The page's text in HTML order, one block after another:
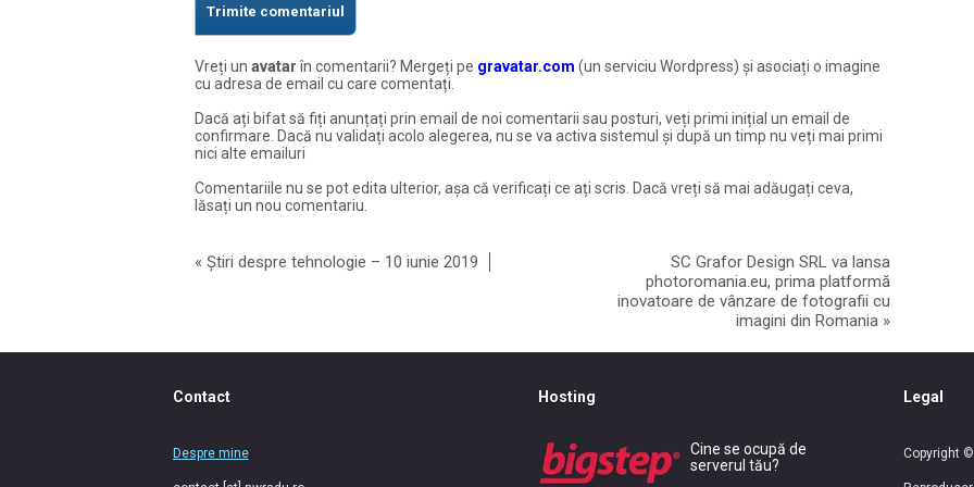
Vreți un avatarîn comentarii? Mergeți pe gravatar.com (un serviciu Wordpress) și asociați o imagine
cu adresa de email cu care comentați.
Dacă ați bifat să fiți anunțați prin email de noi comentarii sau posturi, veți primi inițial un email de
confirmare. Dacă nu validați acolo alegerea, nu se va activa sistemul și după un timp nu veți mai primi
nici alte emailuri
Comentariile nu se pot edita ulterior, așa că verificați ce ați scris. Dacă vreți să mai adăugați ceva,
lăsați un nou comentariu.
« Știri despre tehnologie – 10 iunie 2019
SC Grafor Design SRL va lansa
photoromania.eu, prima platformă
inovatoare de vânzare de fotografii cu
imagini din Romania »
Contact
Despre mine
Hosting
Cine se ocupă de
serverul tău?
Legal
Copyright